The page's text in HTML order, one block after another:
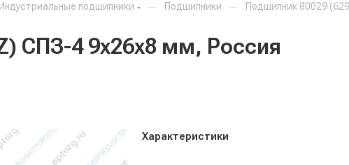
Индустриальные подшипники — Подшипники — Подшипник 80029
СПЗ-4 9x26x8 мм, Россия
Характеристики